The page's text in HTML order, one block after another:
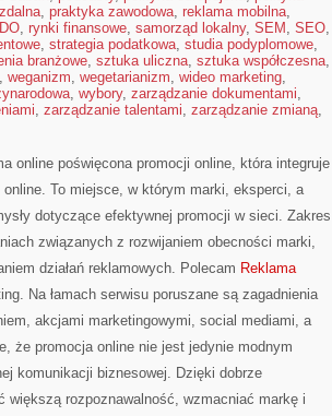
, praktyka zawodowa, reklama mobilna,
, rynki finansowe, samorząd lokalny, SEM , SEO,
, strategia podatkowa, studia podyplomowe,
branżowe, sztuka uliczna, sztuka współczesna,
, weganizm, wegetarianizm, wideo marketing,
, wybory, zarządzanie dokumentami,
, zarządzanie talentami, zarządzanie zmianą,
online poświęcona promocji online, która integruje
To miejsce, w którym marki, eksperci, a
dotyczące efektywnej promocji w sieci. Zakres
związanych z rozwijaniem obecności marki,
działań reklamowych. Polecam Reklama
Na łamach serwisu poruszane są zagadnienia
akcjami marketingowymi, social mediami, a
że promocja online nie jest jedynie modnym
komunikacji biznesowej. Dzięki dobrze
większą rozpoznawalność, wzmacniać markę i